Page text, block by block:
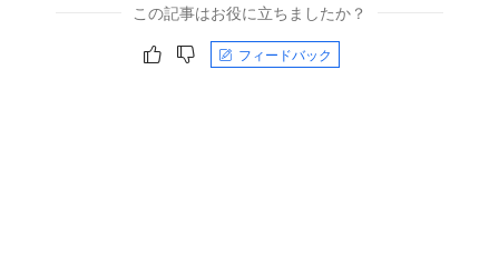
この記事はお役に立ちましたか？
フィードバック